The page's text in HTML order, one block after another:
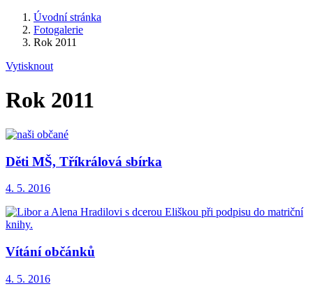
Úvodní stránka
Fotogalerie
Rok 2011
Vytisknout
Rok 2011
Děti MŠ, Tříkrálová sbírka
4. 5. 2016
Vítání občánků
4. 5. 2016